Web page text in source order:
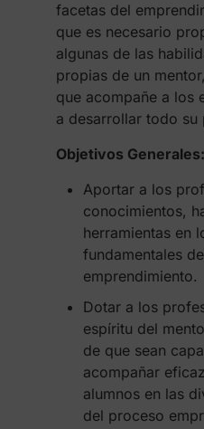
facetas del
que es necesario
algunas de las
propias de un
que acompañe a los
a desarrollar todo su
Objetivos Generales:
Aportar a los
conocimientos,
herramientas en
fundamentales
emprendimiento.
Dotar a los
espíritu del
de que sean
acompañar
alumnos en las
del proceso